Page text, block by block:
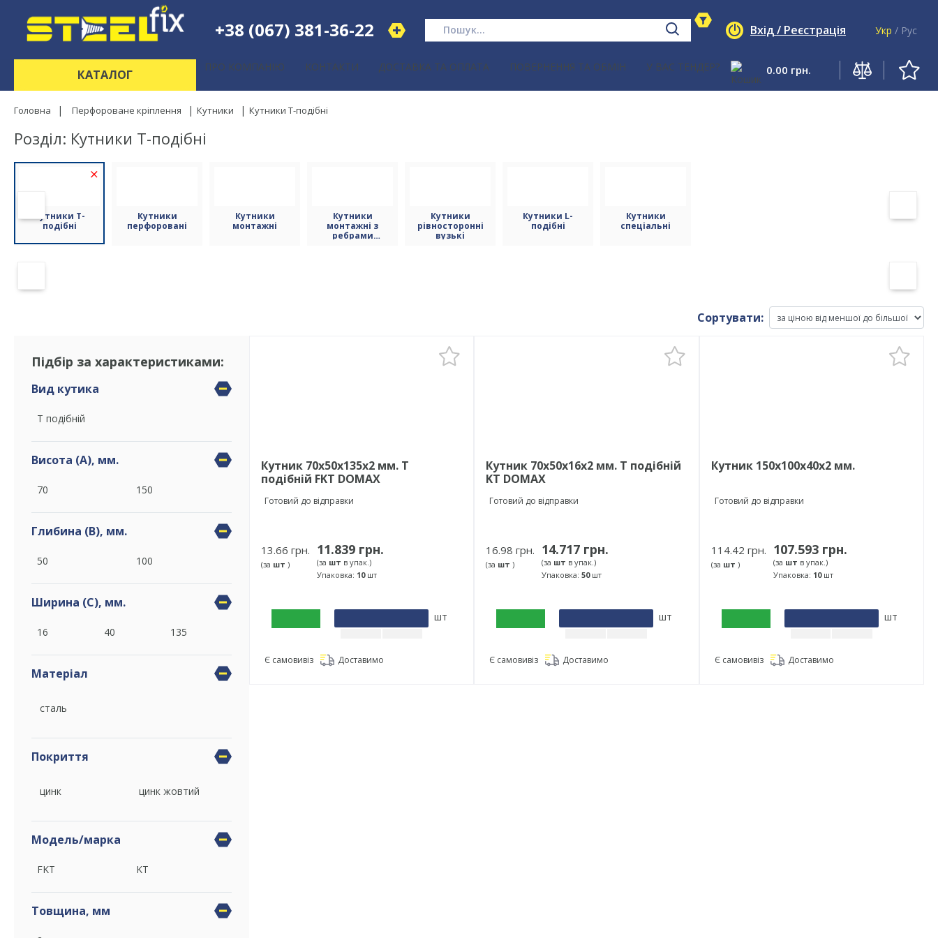
+38 (067) 381-36-22 Вхід / Реєстрація Укр / Рус
КАТАЛОГ ПРО КОМПАНІЮ КОНТАКТИ ДОСТАВКА ТА ОПЛАТА ПОВЕРНЕННЯ ТА ОБМІН У ВАС ТЕНДЕР? 0.00 грн.
Головна Перфороване кріплення Кутники Кутники T-подібні
Розділ: Кутники T-подібні
Кутники T-
подібні
Кутники
перфоровані
Кутники
монтажні
Кутники
монтажні з
ребрами
Кутники
рівносторонні
вузькі
Кутники L-
подібні
Кутники
спеціальні
Сортувати:
Підбір за характеристиками:
Вид кутика
Т подібній
Висота (А), мм.
70 150
Глибина (В), мм.
50 100
Ширина (С), мм.
16 40 135
Матеріал
сталь
Покриття
цинк цинк жовтий
Модель/марка
FKT KT
Товщина, мм
Кутник 70х50х135х2 мм. Т
подібній FKT DOMAX
Готовий до відправки
13.66 грн.
(за шт )
11.839 грн.
(за шт в упак.)
Упаковка: 10шт
шт
Є самовивіз Доставимо
Кутник 70х50х16х2 мм. Т подібній
KT DOMAX
Готовий до відправки
16.98 грн.
(за шт )
14.717 грн.
(за шт в упак.)
Упаковка:50шт
шт
Є самовивіз Доставимо
Кутник 150х100х40х2 мм.
Готовий до відправки
114.42 грн.
(за шт )
107.593 грн.
(за шт в упак.)
Упаковка: 10шт
шт
Є самовивіз Доставимо